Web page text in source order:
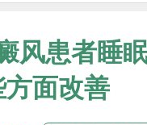
风患者睡
面改善